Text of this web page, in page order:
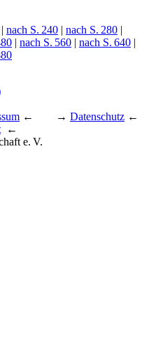
| nach S. 240 | nach S. 280 |
| nach S. 560 | nach S. 640 |
← → Datenschutz ←
←
e. V.